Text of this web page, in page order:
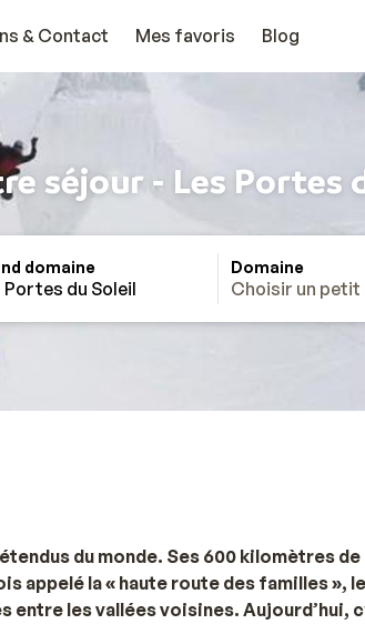
& Contact Mes favoris Blog
séjour - Les Portes
domaine
Portes du Soleil
Domaine
Choisir un petit
du monde. Ses 600 kilomètres
appelé la « haute route des familles »,
les vallées voisines. Aujourd’hui,